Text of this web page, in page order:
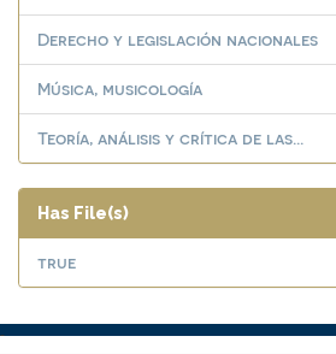
Derecho y legislación nacionales
Música, musicología
Teoría, análisis y crítica de las...
Has File(s)
true